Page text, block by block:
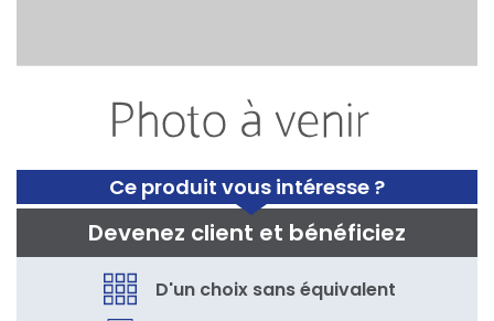
Ce produit vous intéresse ?
Devenez client et bénéficiez
D'un choix sans équivalent